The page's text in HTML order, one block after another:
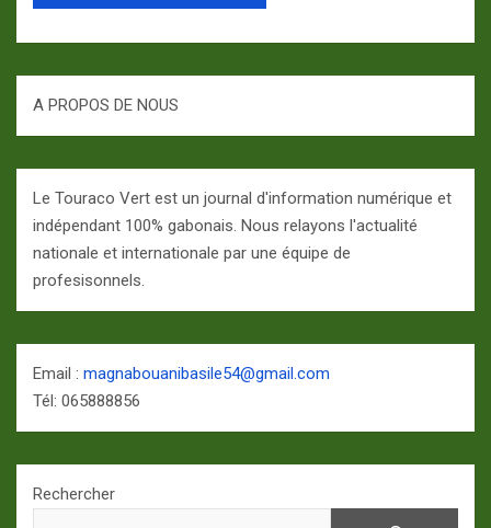
A PROPOS DE NOUS
Le Touraco Vert est un journal d'information numérique et
indépendant 100% gabonais. Nous relayons l'actualité
nationale et internationale par une équipe de
profesisonnels.
Email : magnabouanibasile54@gmail.com
Tél: 065888856
Rechercher